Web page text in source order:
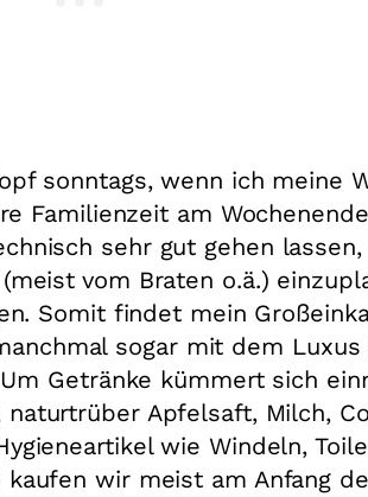
sonntags, wenn ich meine
Familienzeit am
sehr gut gehen
vom Braten o.ä.)
Somit findet mein
sogar mit dem Luxus
Getränke kümmert sich
naturtrüber Apfelsaft, Milch,
wie Windeln,
wir meist am Anfang